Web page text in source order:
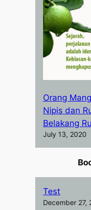
Orang
Nipis dan
Belakang
July 13, 2020
Test
December 27,